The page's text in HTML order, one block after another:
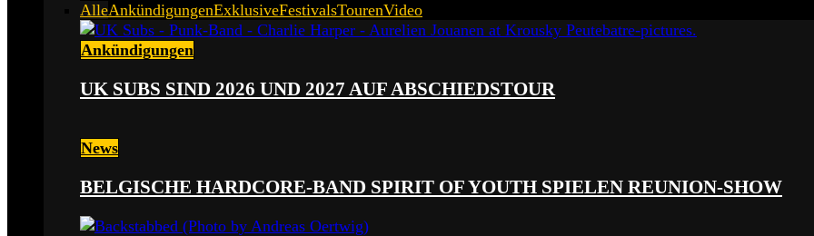
AlleAnkündigungenExklusiveFestivalsTourenVideo
Ankündigungen
UK SUBS SIND 2026 UND 2027 AUF ABSCHIEDSTOUR
News
BELGISCHE HARDCORE-BAND SPIRIT OF YOUTH SPIELEN REUNION-SHOW